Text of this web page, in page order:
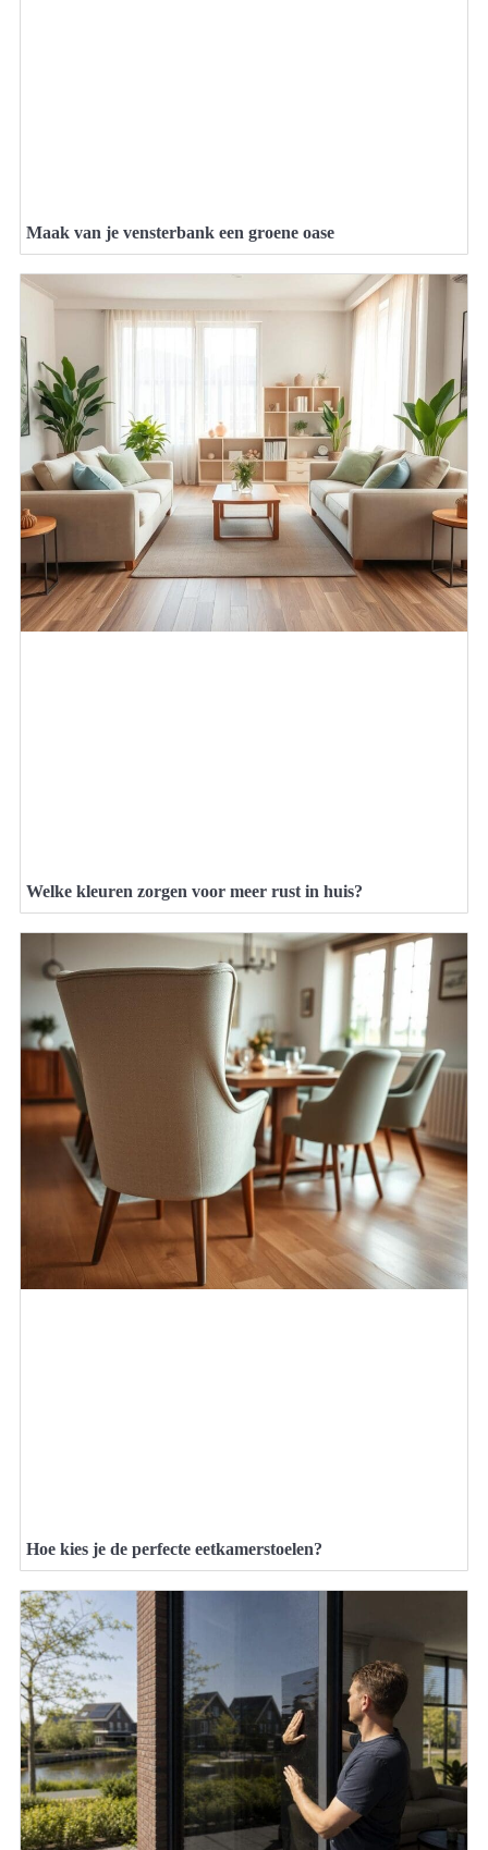
Maak van je vensterbank een groene oase
Welke kleuren zorgen voor meer rust in huis?
Hoe kies je de perfecte eetkamerstoelen?